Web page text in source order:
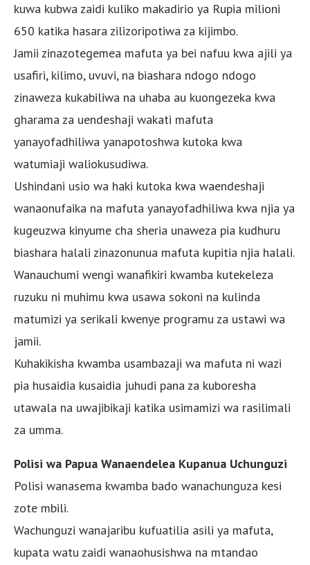
kuwa kubwa zaidi kuliko makadirio ya Rupia milioni
650 katika hasara zilizoripotiwa za kijimbo.
Jamii zinazotegemea mafuta ya bei nafuu kwa ajili ya
usafiri, kilimo, uvuvi, na biashara ndogo ndogo
zinaweza kukabiliwa na uhaba au kuongezeka kwa
gharama za uendeshaji wakati mafuta
yanayofadhiliwa yanapotoshwa kutoka kwa
watumiaji waliokusudiwa.
Ushindani usio wa haki kutoka kwa waendeshaji
wanaonufaika na mafuta yanayofadhiliwa kwa njia ya
kugeuzwa kinyume cha sheria unaweza pia kudhuru
biashara halali zinazonunua mafuta kupitia njia halali.
Wanauchumi wengi wanafikiri kwamba kutekeleza
ruzuku ni muhimu kwa usawa sokoni na kulinda
matumizi ya serikali kwenye programu za ustawi wa
jamii.
Kuhakikisha kwamba usambazaji wa mafuta ni wazi
pia husaidia kusaidia juhudi pana za kuboresha
utawala na uwajibikaji katika usimamizi wa rasilimali
za umma.
Polisi wa Papua Wanaendelea Kupanua Uchunguzi
Polisi wanasema kwamba bado wanachunguza kesi
zote mbili.
Wachunguzi wanajaribu kufuatilia asili ya mafuta,
kupata watu zaidi wanaohusishwa na mtandao